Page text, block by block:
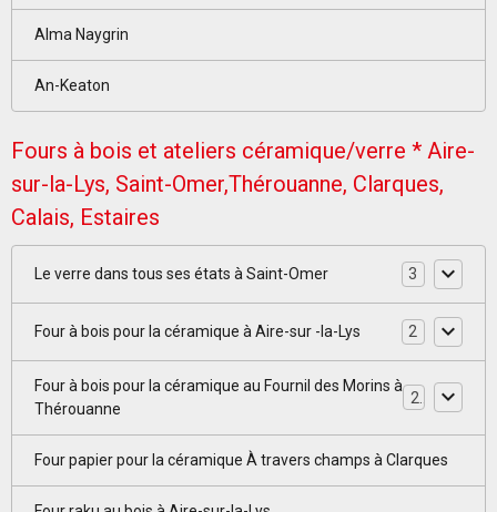
Alma Naygrin
An-Keaton
Fours à bois et ateliers céramique/verre * Aire-
sur-la-Lys, Saint-Omer,Thérouanne, Clarques,
Calais, Estaires
Le verre dans tous ses états à Saint-Omer 3
Four à bois pour la céramique à Aire-sur -la-Lys 2
Four à bois pour la céramique au Fournil des Morins à
Thérouanne
Four papier pour la céramique À travers champs à Clarques